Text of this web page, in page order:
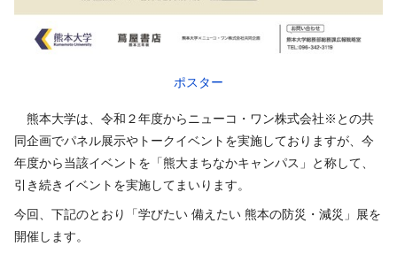
ポスター
熊本大学は、令和２年度からニューコ・ワン株式会社※との共
同企画でパネル展示やトークイベントを実施しておりますが、今
年度から当該イベントを「熊大まちなかキャンパス」と称して、
引き続きイベントを実施してまいります。
今回、下記のとおり「学びたい 備えたい 熊本の防災・減災」展を
開催します。